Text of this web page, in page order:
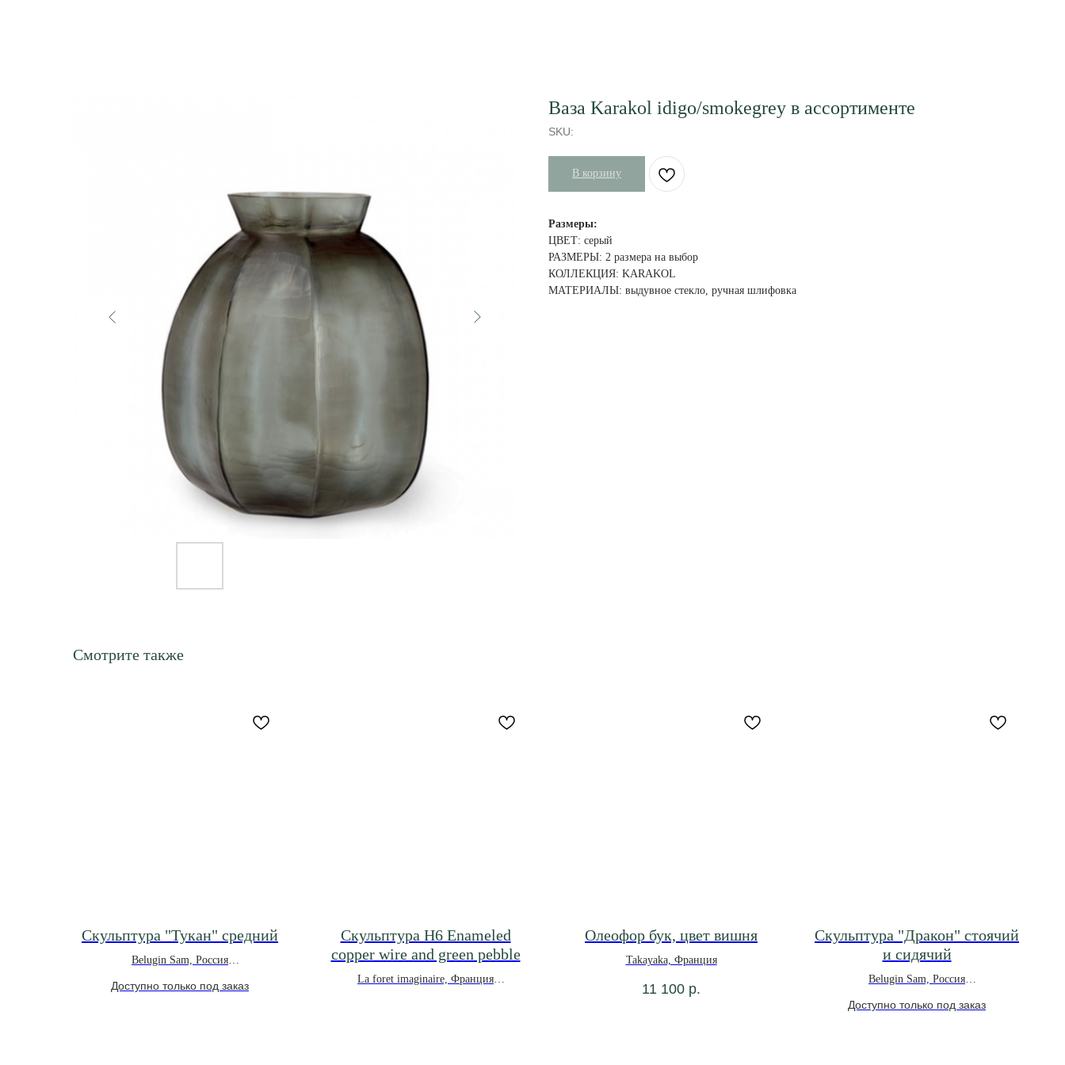
Ваза Karakol idigo/smokegrey в ассортименте
SKU:
В корзину
Размеры:
ЦВЕТ: серый
РАЗМЕРЫ: 2 размера на выбор
КОЛЛЕКЦИЯ: KARAKOL
МАТЕРИАЛЫ: выдувное стекло, ручная шлифовка
Смотрите также
Скульптура "Тукан" средний
Belugin Sam, Россия
Скульптура H6 Enameled
copper wire and green pebble
La foret imaginaire, Франция
Олеофор бук, цвет вишня
Takayaka, Франция
11 100 р.
Скульптура "Дракон" стоячий
и сидячий
Belugin Sam, Россия